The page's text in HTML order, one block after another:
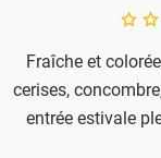
A
Fraîche et
cerises,
entrée estivale
quelques olives